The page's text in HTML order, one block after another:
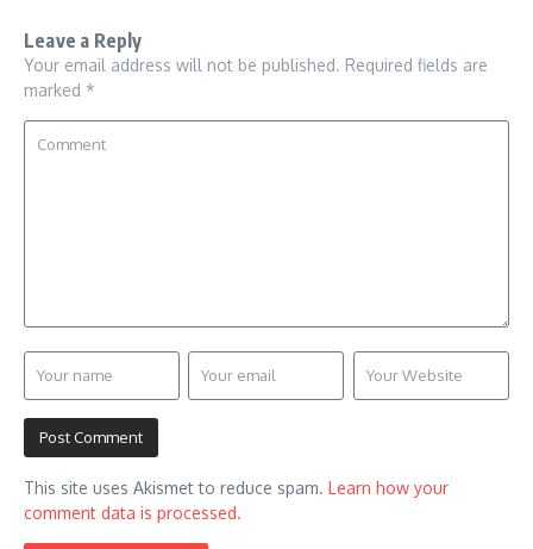
Leave a Reply
Your email address will not be published. Required fields are
marked *
This site uses Akismet to reduce spam. Learn how your
comment data is processed.